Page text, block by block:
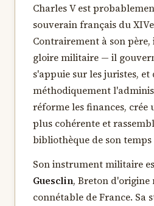
Charles V est
souverain français du
Contrairement à son
gloire militaire — il
s'appuie sur les juristes, et
méthodiquement
réforme les finances, crée
plus cohérente et
bibliothèque de son temps
Son instrument militaire
Guesclin, Breton d'origine
connétable de France. Sa